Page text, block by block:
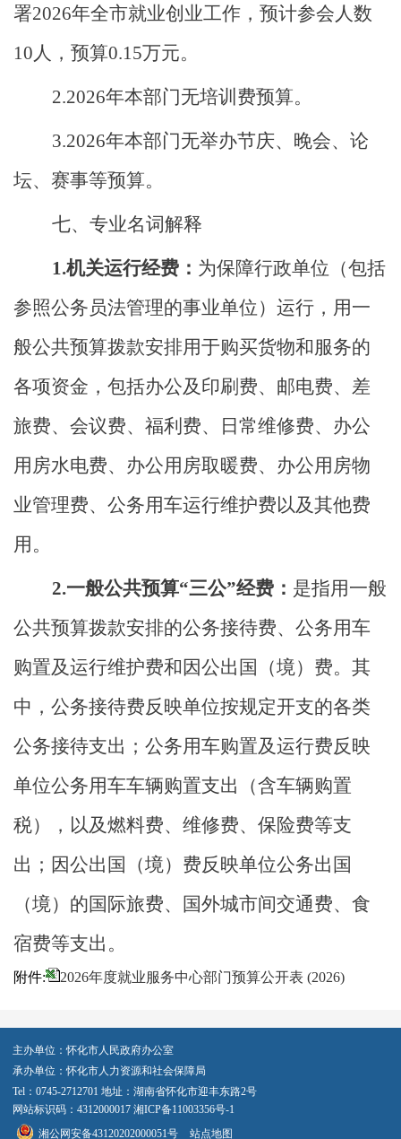
署2026年全市就业创业工作，预计参会人数
10人， 预算0.15万元。
2.2026年本部门无培训费预算。
3.2026年本部门无举办节庆、晚会、论
坛、赛事等预算。
七、 专业名词解释
1.机关运行经费： 为保障行政单位（包括
参照公务员法管理的事业单位）运行，用一
般公共预算拨款安排用于购买货物和服务的
各项资金，包括办公及印刷费、邮电费、差
旅费、会议费、福利费、日常维修费、办公
用房水电费、办公用房取暖费、办公用房物
业管理费、公务用车运行维护费以及其他费
用。
2.一般公共预算“三公”经费： 是指用一般
公共预算拨款安排的公务接待费、公务用车
购置及运行维护费和因公出国（境）费。其
中，公务接待费反映单位按规定开支的各类
公务接待支出；公务用车购置及运行费反映
单位公务用车车辆购置支出（含车辆购置
税），以及燃料费、维修费、保险费等支
出；因公出国（境）费反映单位公务出国
（境）的国际旅费、国外城市间交通费、食
宿费等支出。
附件: 2026年度就业服务中心部门预算公开表 (2026)
主办单位：怀化市人民政府办公室
承办单位：怀化市人力资源和社会保障局
Tel：0745-2712701 地址：湖南省怀化市迎丰东路2号
网站标识码：4312000017 湘ICP备11003356号-1
湘公网安备43120202000051号
站点地图